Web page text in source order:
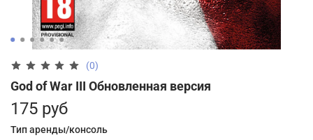
(0)
God of War III Обновленная версия
175 руб
Тип аренды/консоль